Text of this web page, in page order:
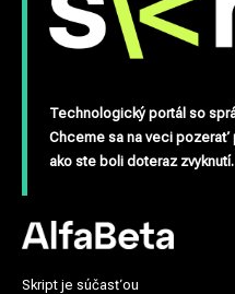
Technologický portál so
Chceme sa na veci pozerať
ako ste boli doteraz zvyknutí.
Skript je súčasťou